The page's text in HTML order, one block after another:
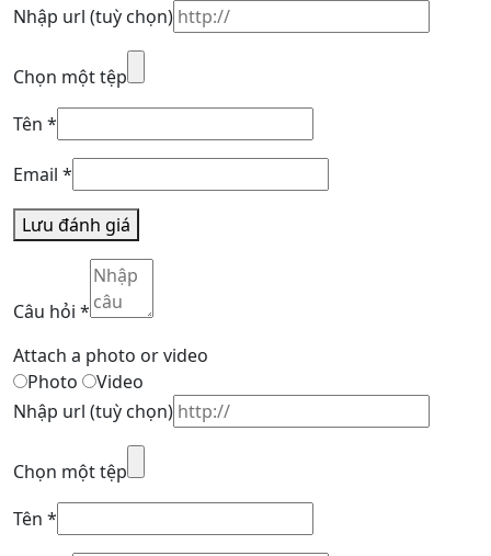
Nhập url (tuỳ chọn)
Chọn một tệp
Tên *
Email *
Lưu đánh giá
Câu hỏi *
Attach a photo or video
Photo
Video
Nhập url (tuỳ chọn)
Chọn một tệp
Tên *